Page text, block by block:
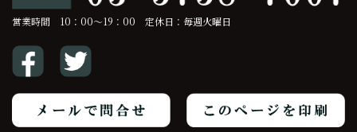
営業時間 10：00～19：00 定休日：毎週火曜日